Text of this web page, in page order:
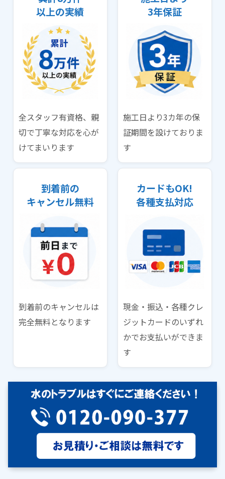
以上の実績
全スタッフ有資格、親
切で丁寧な対応を心が
けてまいります
3年保証
施工日より3カ年の保
証期間を設けておりま
す
到着前の
キャンセル無料
到着前のキャンセルは
完全無料となります
カードもOK!
各種支払対応
現金・振込・各種クレ
ジットカードのいずれ
かでお支払いができま
す